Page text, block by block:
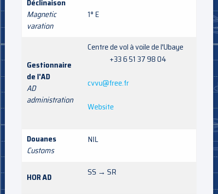
Déclinaison
Magnetic
varation
1° E
Gestionnaire
de l'AD
AD
administration
Centre de vol à voile de l'Ubaye
+33 6 51 37 98 04
cvvu@free.fr
Website
Douanes
Customs
NIL
HOR AD SS → SR